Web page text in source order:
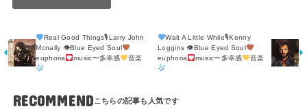
Real Good Things🎙Larry John
Mcnally 👁Blue Eyed Soul
euphoria
music〜多幸感 音楽
Wait A Little While🎙Kenny
Loggins 👁Blue Eyed Soul
euphoria
music〜多幸感 音楽
RECOMMEND